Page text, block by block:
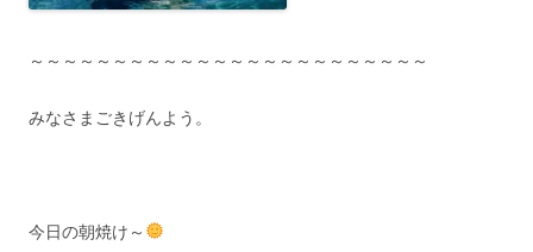
～～～～～～～～～～～～～～～～～～～～～～～～
みなさまごきげんよう。
今日の朝焼け～